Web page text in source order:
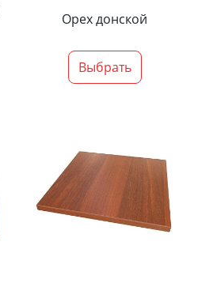
Орех донской
Выбрать